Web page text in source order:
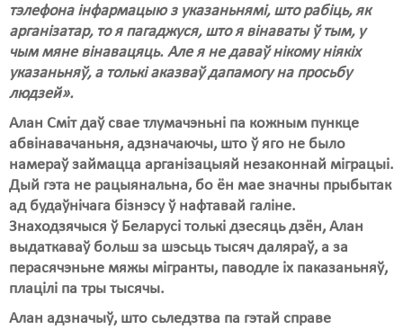
тэлефона інфармацыю з указаньнямі, што рабіць, як
арганізатар, то я пагаджуся, што я вінаваты ў тым, у
чым мяне вінавацяць. Але я не даваў нікому ніякіх
указаньняў, а толькі аказваў дапамогу на просьбу
людзей».
Алан Сміт даў свае тлумачэньні па кожным пункце
абвінавачаньня, адзначаючы, што ў яго не было
намераў займацца арганізацыяй незаконнай міграцыі.
Дый гэта не рацыянальна, бо ён мае значны прыбытак
ад будаўнічага бізнэсу ў нафтавай галіне.
Знаходзячыся ў Беларусі толькі дзесяць дзён, Алан
выдаткаваў больш за шэсьць тысяч даляраў, а за
перасячэньне мяжы мігранты, паводле іх паказаньняў,
плацілі па тры тысячы.
Алан адзначыў, што сьледзтва па гэтай справе